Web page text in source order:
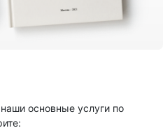
основные услуги по